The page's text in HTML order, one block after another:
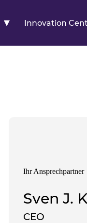
Innovation
Ihr Ansprechpartner
Sven J.
CEO